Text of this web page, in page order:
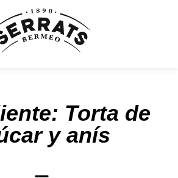
Torta de
y anís